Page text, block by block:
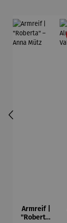
Armreif |
"Roberta"